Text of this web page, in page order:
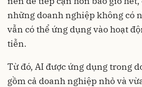
những doanh nghiệp không có
vẫn có thể ứng dụng vào hoạt
tiễn.
Từ đó, AI được ứng dụng trong
gồm cả doanh nghiệp nhỏ và